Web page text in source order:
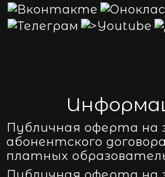
Публичная оферта на
абонентского
платных